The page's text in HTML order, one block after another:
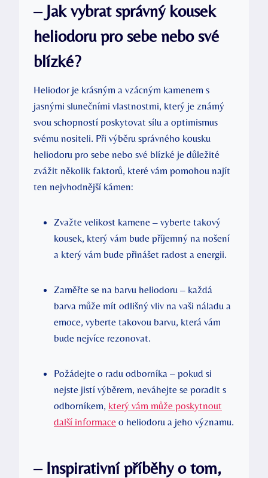
– Jak vybrat správný kousek
heliodoru pro sebe nebo své
blízké?
Heliodor je krásným a vzácným kamenem s
jasnými slunečními vlastnostmi, který je známý
svou schopností poskytovat sílu a optimismus
svému nositeli. Při výběru správného kousku
heliodoru pro sebe nebo své blízké je důležité
zvážit několik faktorů, které vám pomohou najít
ten nejvhodnější kámen:
Zvažte velikost kamene – vyberte takový
kousek, který vám bude příjemný na nošení
a který vám bude přinášet radost a energii.
Zaměřte se na barvu heliodoru – každá
barva může mít odlišný vliv na vaši náladu a
emoce, vyberte takovou barvu, která vám
bude nejvíce rezonovat.
Požádejte o radu odborníka – pokud si
nejste jistí výběrem, neváhejte se poradit s
odborníkem, který vám může poskytnout
další informace o heliodoru a jeho významu.
– Inspirativní příběhy o tom,